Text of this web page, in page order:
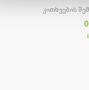
კითხვების